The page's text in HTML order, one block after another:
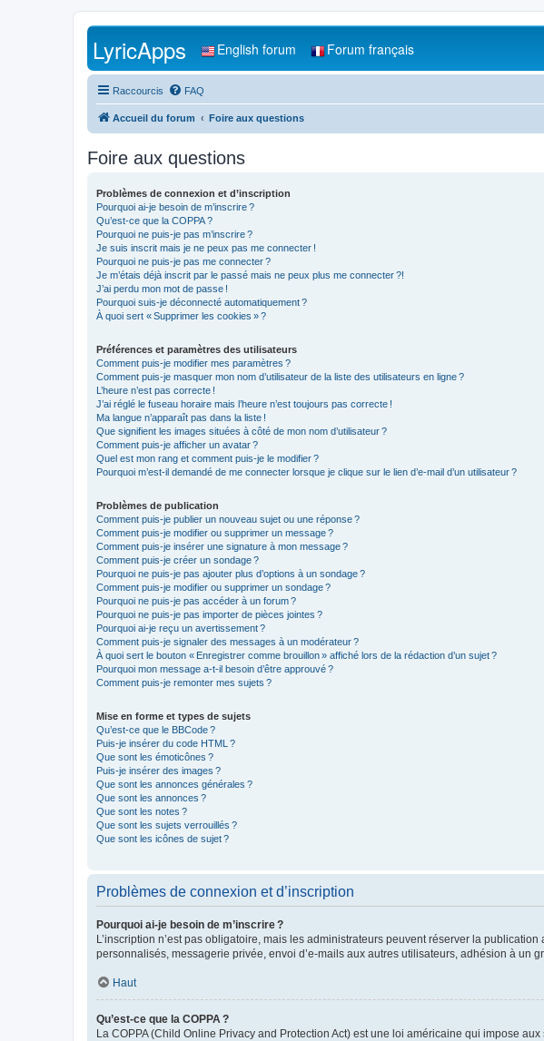
LyricApps English forum Forum français
Raccourcis FAQ
Accueil du forum Foire aux questions
Foire aux questions
Problèmes de connexion et d’inscription
Pourquoi ai-je besoin de m’inscrire ?
Qu’est-ce que la COPPA ?
Pourquoi ne puis-je pas m’inscrire ?
Je suis inscrit mais je ne peux pas me connecter !
Pourquoi ne puis-je pas me connecter ?
Je m’étais déjà inscrit par le passé mais ne peux plus me connecter ?!
J’ai perdu mon mot de passe !
Pourquoi suis-je déconnecté automatiquement ?
À quoi sert « Supprimer les cookies » ?
Préférences et paramètres des utilisateurs
Comment puis-je modifier mes paramètres ?
Comment puis-je masquer mon nom d’utilisateur de la liste des utilisateurs en ligne ?
L’heure n’est pas correcte !
J’ai réglé le fuseau horaire mais l’heure n’est toujours pas correcte !
Ma langue n’apparaît pas dans la liste !
Que signifient les images situées à côté de mon nom d’utilisateur ?
Comment puis-je afficher un avatar ?
Quel est mon rang et comment puis-je le modifier ?
Pourquoi m’est-il demandé de me connecter lorsque je clique sur le lien d’e-mail d’un utilisateur ?
Problèmes de publication
Comment puis-je publier un nouveau sujet ou une réponse ?
Comment puis-je modifier ou supprimer un message ?
Comment puis-je insérer une signature à mon message ?
Comment puis-je créer un sondage ?
Pourquoi ne puis-je pas ajouter plus d’options à un sondage ?
Comment puis-je modifier ou supprimer un sondage ?
Pourquoi ne puis-je pas accéder à un forum ?
Pourquoi ne puis-je pas importer de pièces jointes ?
Pourquoi ai-je reçu un avertissement ?
Comment puis-je signaler des messages à un modérateur ?
À quoi sert le bouton « Enregistrer comme brouillon » affiché lors de la rédaction d’un sujet ?
Pourquoi mon message a-t-il besoin d’être approuvé ?
Comment puis-je remonter mes sujets ?
Mise en forme et types de sujets
Qu’est-ce que le BBCode ?
Puis-je insérer du code HTML ?
Que sont les émoticônes ?
Puis-je insérer des images ?
Que sont les annonces générales ?
Que sont les annonces ?
Que sont les notes ?
Que sont les sujets verrouillés ?
Que sont les icônes de sujet ?
Problèmes de connexion et d’inscription
Pourquoi ai-je besoin de m’inscrire ?
L’inscription n’est pas obligatoire, mais les administrateurs peuvent réserver la
personnalisés, messagerie privée, envoi d’e-mails aux autres utilisateurs, adhésion à un
Haut
Qu’est-ce que la COPPA ?
La COPPA (Child Online Privacy and Protection Act) est une loi américaine qui impose